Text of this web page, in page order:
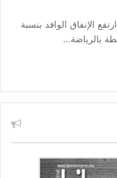
الإنفاق الوافد بنسبة